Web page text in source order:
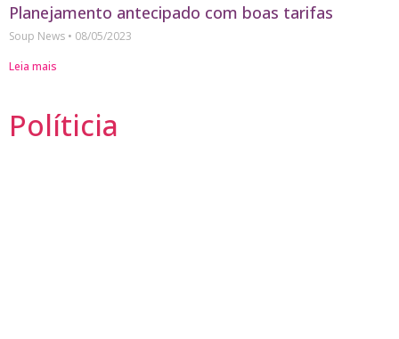
Planejamento antecipado com boas tarifas
Soup News
08/05/2023
Leia mais
Políticia